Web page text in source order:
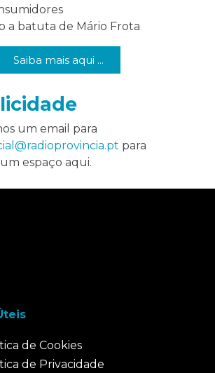
a batuta de Mário Frota
Saiba mais aqui ...
um email para
para
espaço aqui.
de Cookies
de Privacidade